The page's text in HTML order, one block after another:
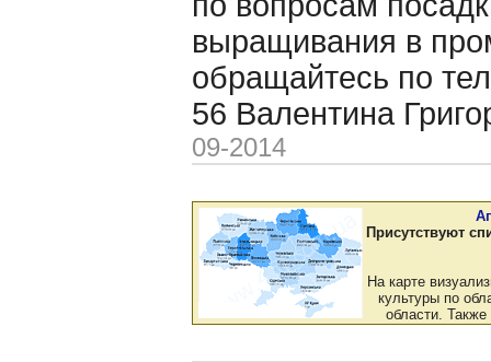
выращивания в
обращайтесь по
56 Валентина
09-2014
Присутствуют
На карте
культуры по
области. Также